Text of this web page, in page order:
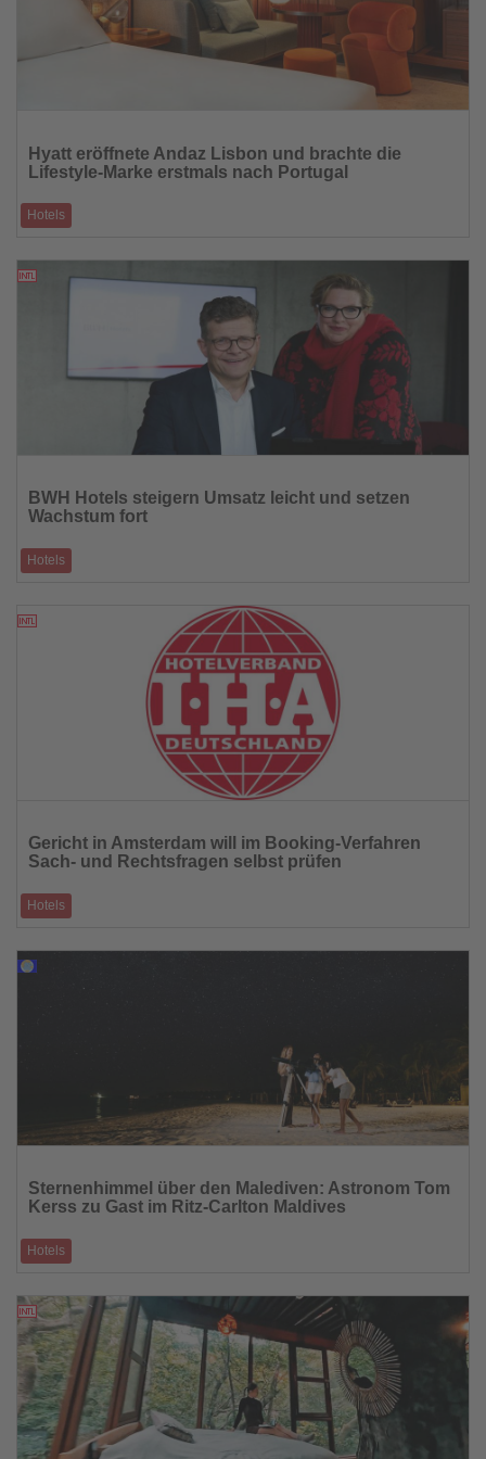
die
Nachrichten
Hyatt eröffnete Andaz Lisbon und brachte die
Lifestyle-Marke erstmals nach Portugal
Hotels
Expansion im europäischen
die
Nachrichten
BWH Hotels steigern Umsatz leicht und setzen
Wachstum fort
Hotels
09.03.2026
die
Nachrichten
Gericht in Amsterdam will im Booking-Verfahren
Sach- und Rechtsfragen selbst prüfen
Hotels
könnte Verfahren verzö
die
Nachrichten
Sternenhimmel über den Malediven: Astronom Tom
Kerss zu Gast im Ritz-Carlton Maldives
Hotels
Familienerlebnisse